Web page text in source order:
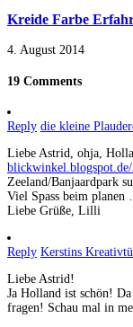
Kreide Farbe
4. August 2014
19 Comments
Reply die kleine
Liebe Astrid, ohja,
Zeeland/Banjaardpark
Viel Spass beim planen
Liebe Grüße, Lilli
Reply Kerstins
Liebe Astrid!
Ja Holland ist schön!
fragen! Schau mal in